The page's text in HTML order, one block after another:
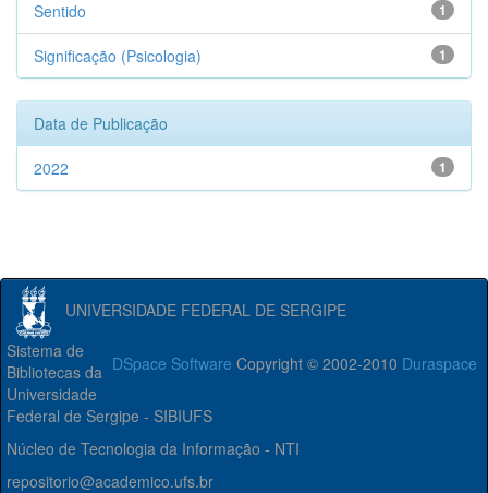
1
Sentido
1
Significação (Psicologia)
Data de Publicação
1
2022
UNIVERSIDADE FEDERAL DE SERGIPE
DSpace Software Copyright © 2002-2010 Duraspace
Sistema de
Bibliotecas da
Universidade
Federal de Sergipe - SIBIUFS
Núcleo de Tecnologia da Informação - NTI
repositorio@academico.ufs.br